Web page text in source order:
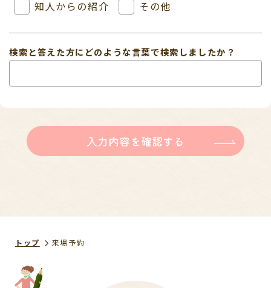
知人からの紹介 その他
検索と答えた方にどのような言葉で検索しましたか？
入力内容を確認する
トップ 来場予約